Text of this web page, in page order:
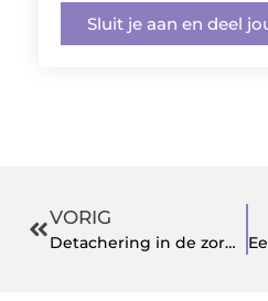
Sluit je aan en deel
VORIG
Detachering in de zorg? Wat is dat?